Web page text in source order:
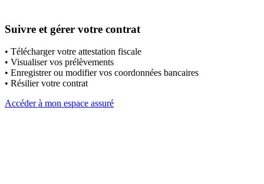
Suivre et gérer votre contrat
• Télécharger votre attestation fiscale
• Visualiser vos prélèvements
• Enregistrer ou modifier vos coordonnées bancaires
• Résilier votre contrat
Accéder à mon espace assuré